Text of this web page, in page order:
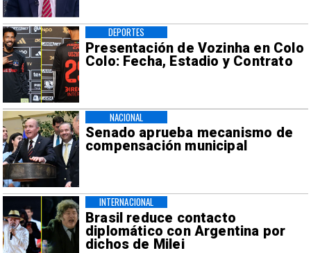
Presentación de Vozinha en Colo
Colo: Fecha, Estadio y Contrato
DEPORTES
Senado aprueba mecanismo de
compensación municipal
NACIONAL
Brasil reduce contacto
diplomático con Argentina por
dichos de Milei
INTERNACIONAL